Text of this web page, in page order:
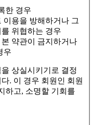
한 경우
이용을 방해하거나 그
위협하는 경우
약관이 금지하거나
우
상실시키기로 결정
. 이 경우 회원인 회원
하고, 소명할 기회를